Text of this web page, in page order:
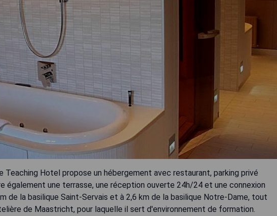
Teaching Hotel propose un hébergement avec restaurant, parking privé
également une terrasse, une réception ouverte 24h/24 et une connexion
de la basilique Saint-Servais et à 2,6 km de la basilique Notre-Dame, tout
de Maastricht, pour laquelle il sert d'environnement de formation.